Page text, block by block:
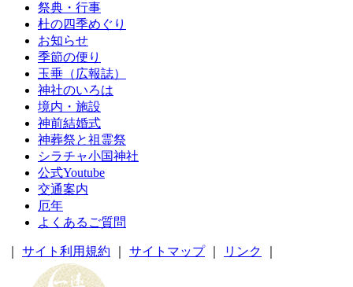
祭典・行事
杜の四季めぐり
お知らせ
季節の便り
玉垂（広報誌）
神社のいろは
境内・施設
神前結婚式
神葬祭と祖霊祭
シラチャ小国神社
公式Youtube
交通案内
厄年
よくあるご質問
サイト利用規約 サイトマップ｜ リンク